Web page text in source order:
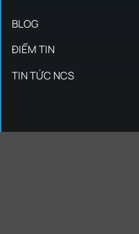
BLOG
ĐIỂM TIN
TIN TỨC NCS